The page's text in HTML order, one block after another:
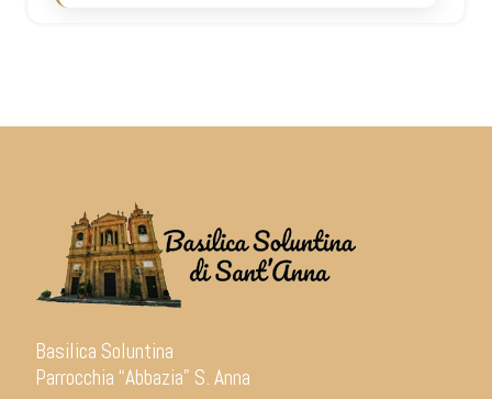
Basilica Soluntina
Parrocchia “Abbazia” S. Anna